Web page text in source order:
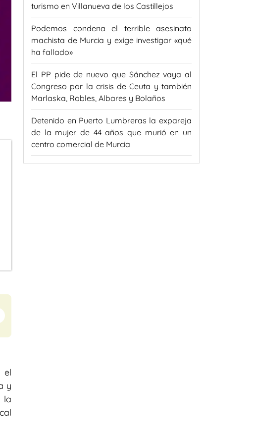
el
y
la
turismo en Villanueva de los Castillejos
Podemos condena el terrible asesinato
machista de Murcia y exige investigar «qué
ha fallado»
El PP pide de nuevo que Sánchez vaya al
Congreso por la crisis de Ceuta y también
Marlaska, Robles, Albares y Bolaños
Detenido en Puerto Lumbreras la expareja
de la mujer de 44 años que murió en un
centro comercial de Murcia